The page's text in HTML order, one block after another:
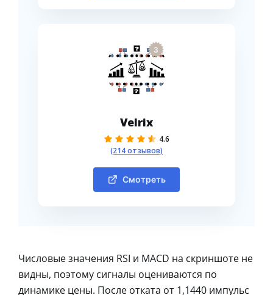
3
Velrix
4.6
(214 отзывов)
Смотреть
Числовые значения RSI и MACD на скриншоте не
видны, поэтому сигналы оцениваются по
динамике цены. После отката от 1,1440 импульс